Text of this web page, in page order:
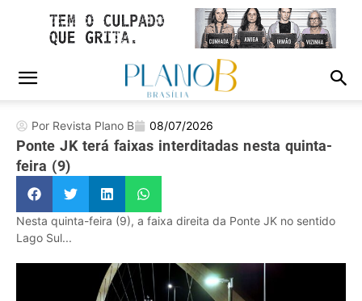
Por Revista Plano B 08/07/2026
Ponte JK terá faixas interditadas nesta quinta-
feira (9)
Nesta quinta-feira (9), a faixa direita da Ponte JK no sentido
Lago Sul...